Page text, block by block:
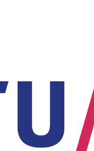
Voor de Technische
Eindhoven ontwikkelde
voor Schrijftraining een
over het verband tussen
creativiteit en